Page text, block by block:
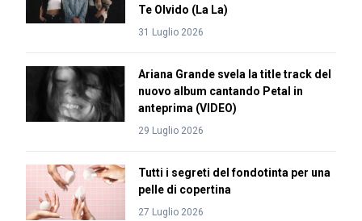
Te Olvido (La La)
31 Luglio 2026
Ariana Grande svela la title track del
nuovo album cantando Petal in
anteprima (VIDEO)
29 Luglio 2026
Tutti i segreti del fondotinta per una
pelle di copertina
27 Luglio 2026